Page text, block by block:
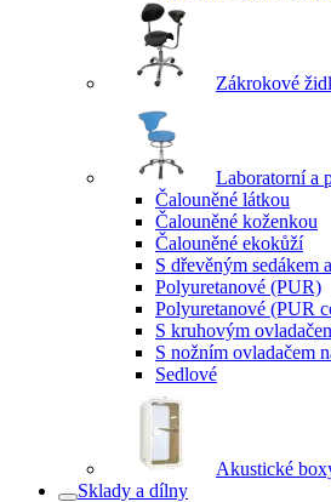
Zákrokové
Laboratorní a
Čalouněné látkou
Čalouněné koženkou
Čalouněné ekokůží
S dřevěným sedákem
Polyuretanové (PUR)
Polyuretanové (PUR
S kruhovým
S nožním ovladačem
Sedlové
Akustické
Sklady a dílny